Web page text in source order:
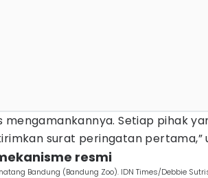
mengamankannya. Setiap pihak
surat peringatan pertama,”
resmi
Bandung (Bandung Zoo). IDN Times/Debbie